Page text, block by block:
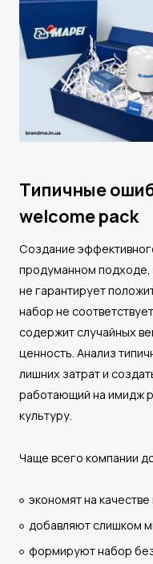
Типичные
welcome pack
Создание
продуманном
не гарантирует
набор не
содержит случайных
ценность. Анализ
лишних затрат и
работающий на имидж
культуру.
Чаще всего компании
экономят на
добавляют слишком
формируют набор